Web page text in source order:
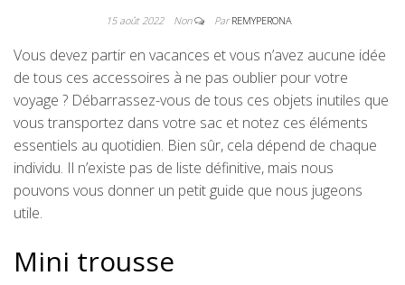
15 août 2022 Non ParREMYPERONA
Vous devez partir en vacances et vous n’avez aucune idée
de tous ces accessoires à ne pas oublier pour votre
voyage ? Débarrassez-vous de tous ces objets inutiles que
vous transportez dans votre sac et notez ces éléments
essentiels au quotidien. Bien sûr, cela dépend de chaque
individu. Il n’existe pas de liste définitive, mais nous
pouvons vous donner un petit guide que nous jugeons
utile.
Mini trousse